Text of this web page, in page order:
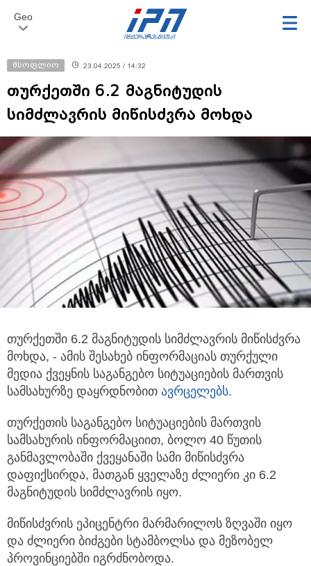
Geo
მსოფლიო 23.04.2025 / 14:32
თურქეთში 6.2 მაგნიტუდის
სიმძლავრის მიწისძვრა მოხდა
თურქეთში 6.2 მაგნიტუდის სიმძლავრის მიწისძვრა
მოხდა, - ამის შესახებ ინფორმაციას თურქული
მედია ქვეყნის საგანგებო სიტუაციების მართვის
სამსახურზე დაყრდნობით ავრცელებს.
თურქეთის საგანგებო სიტუაციების მართვის
სამსახურის ინფორმაციით, ბოლო 40 წუთის
განმავლობაში ქვეყანაში სამი მიწისძვრა
დაფიქსირდა, მათგან ყველაზე ძლიერი კი 6.2
მაგნიტუდის სიმძლავრის იყო.
მიწისძვრის ეპიცენტრი მარმარილოს ზღვაში იყო
და ძლიერი ბიძგები სტამბოლსა და მეზობელ
პროვინციებში იგრძნობოდა.